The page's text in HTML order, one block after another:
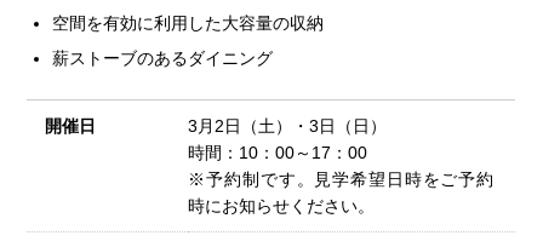
空間を有効に利用した大容量の収納
薪ストーブのあるダイニング
開催日 3 月 2日（土）・3日（日）
時間：10：00～17：00
※予約制です。見学希望日時をご予約
時にお知らせください。